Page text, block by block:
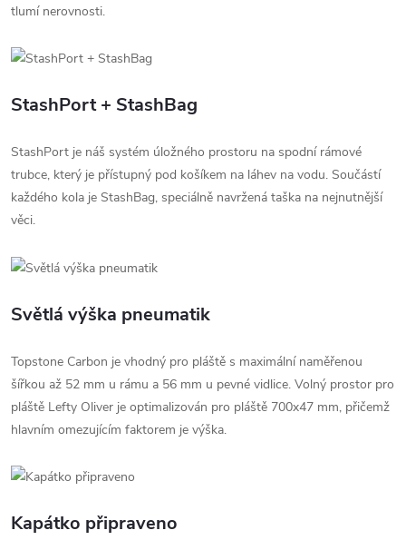
tlumí nerovnosti.
StashPort + StashBag
StashPort je náš systém úložného prostoru na spodní rámové
trubce, který je přístupný pod košíkem na láhev na vodu. Součástí
každého kola je StashBag, speciálně navržená taška na nejnutnější
věci.
Světlá výška pneumatik
Topstone Carbon je vhodný pro pláště s maximální naměřenou
šířkou až 52 mm u rámu a 56 mm u pevné vidlice. Volný prostor pro
pláště Lefty Oliver je optimalizován pro pláště 700x47 mm, přičemž
hlavním omezujícím faktorem je výška.
Kapátko připraveno